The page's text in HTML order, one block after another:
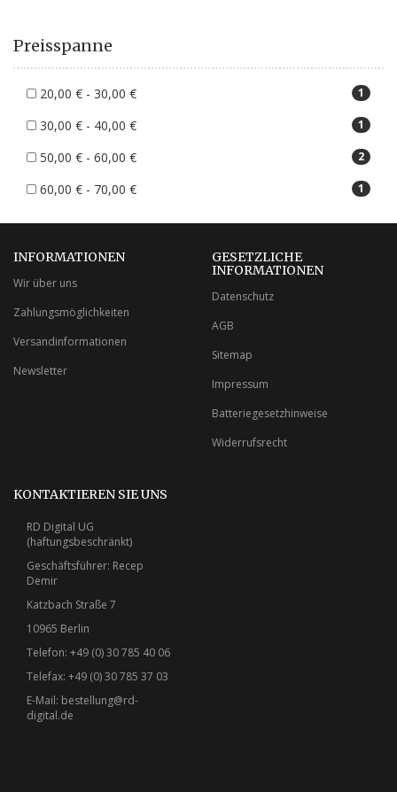
Preisspanne
20,00 € - 30,00 € 1
30,00 € - 40,00 € 1
50,00 € - 60,00 € 2
60,00 € - 70,00 € 1
INFORMATIONEN
Wir über uns
Zahlungsmöglichkeiten
Versandinformationen
Newsletter
GESETZLICHE
INFORMATIONEN
Datenschutz
AGB
Sitemap
Impressum
Batteriegesetzhinweise
Widerrufsrecht
KONTAKTIEREN SIE UNS
RD Digital UG
(haftungsbeschränkt)
Geschäftsführer: Recep
Demir
Katzbach Straße 7
10965 Berlin
Telefon: +49 (0) 30 785 40 06
Telefax: +49 (0) 30 785 37 03
E-Mail: bestellung@rd-
digital.de